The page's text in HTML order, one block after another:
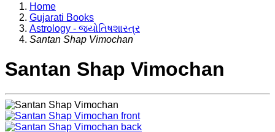
Home
Gujarati Books
Astrology - જ્યોતિષશાસ્ત્ર
Santan Shap Vimochan
Santan Shap Vimochan